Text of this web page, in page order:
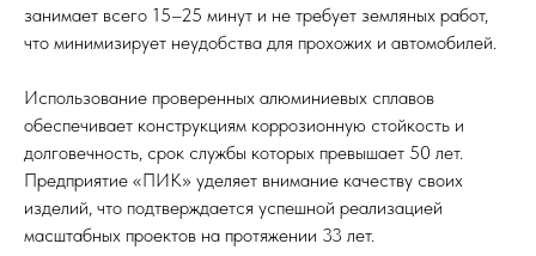
занимает всего 15–25 минут и не требует земляных работ,
что минимизирует неудобства для прохожих и автомобилей.
Использование проверенных алюминиевых сплавов
обеспечивает конструкциям коррозионную стойкость и
долговечность, срок службы которых превышает 50 лет.
Предприятие «ПИК» уделяет внимание качеству своих
изделий, что подтверждается успешной реализацией
масштабных проектов на протяжении 33 лет.